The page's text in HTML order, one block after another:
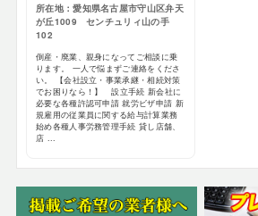
所在地：愛知県名古屋市守山区弁天
が丘1009 センチュリィ山の手
102
倒産・廃業、親身になってご相談に乗
ります。 一人で悩まずご連絡をくださ
い。 【会社設立・事業承継・相続対策
でお困りなら！】 設立手続 新会社に
必要な各種許認可申請 就労ビザ申請 新
規雇用の従業員に関する給与計算業務
始め各種人事労務管理手続 貸し店舗、
店 ...